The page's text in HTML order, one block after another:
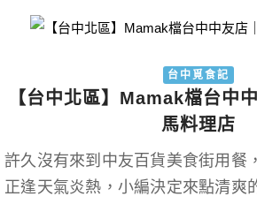
台中覓食記
【台中北區】Mamak檔台中
馬料理店
許久沒有來到中友百貨美食街用餐
正逢天氣炎熱，小編決定來點清爽